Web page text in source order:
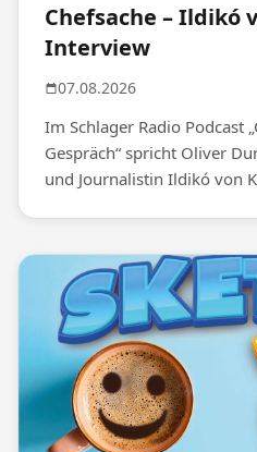
Chefsache – Ildikó
Interview
07.08.2026
Im Schlager Radio Podcast
Gespräch“ spricht Oliver
und Journalistin Ildikó von